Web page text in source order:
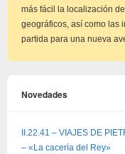
más fácil la localización
geográficos, así como las
partida para una nueva
Novedades
II.22.41 – VIAJES DE
– «La cacería del Rey»